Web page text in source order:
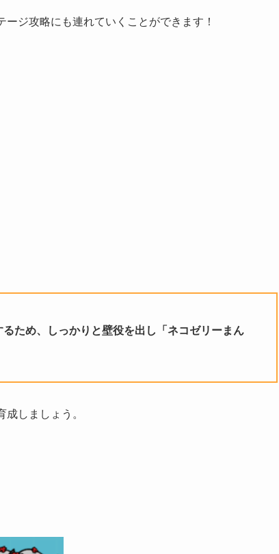
ジ攻略にも連れていくことができます！
ため、しっかりと壁役を出し「ネコゼリーまん
しましょう。